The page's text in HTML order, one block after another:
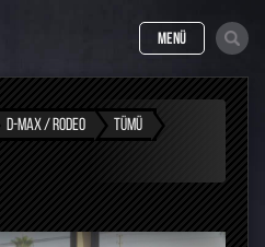
MENÜ
D-MAX / RODEO
TÜMÜ